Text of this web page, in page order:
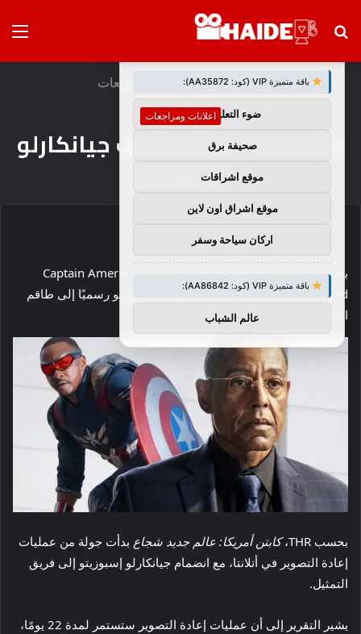
بحث
الرئيسية/اعلانات ومراجعات
اعلانات ومراجعات
عالم جديد شجاع يضيف جيانكارلو
إسبوزيتو
بدأت عملية إعادة تصوير فيلم Captain America: Brave New
World في أتلانتا، مع انضمام جيانكارلو إسبوزيتو رسميًا إلى طاقم
العمل.
بحسب THR، كابتن أمريكا: عالم جديد شجاع بدأت جولة من عمليات
إعادة التصوير في أتلانتا، مع انضمام جيانكارلو إسبوزيتو إلى فريق
التمثيل.
يشير التقرير إلى أن عمليات إعادة التصوير ستستمر لمدة 22 يومًا،
توصيات :
باقة متميزة VIP (كود: AA35872):
ضوء التعليمي
صحيفة برق
موقع اشراقات
موقع اشراق اون لاين
اركان سياحة وسفر
باقة متميزة VIP (كود: AA86842):
عالم الشباب